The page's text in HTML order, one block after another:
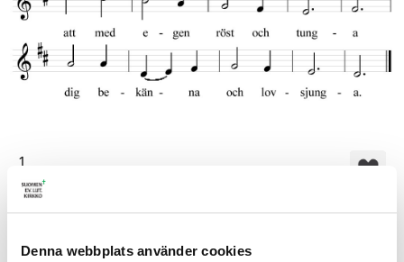
Denna webbplats använder cookies
1.
Dina blev vi ren som späda,
Herre, i vårt dopförbund
inför dig i denna stund,